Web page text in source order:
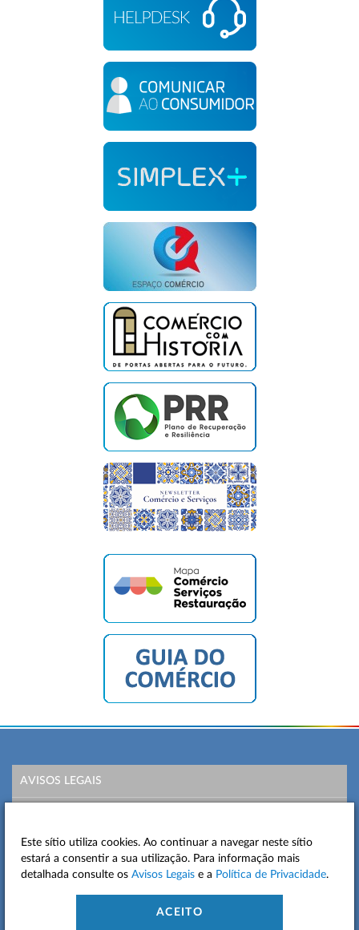
AVISOS LEGAIS
MAPA DO SITE
CONTACTOS
Este sítio utiliza cookies. Ao continuar a navegar neste sítio
estará a consentir a sua utilização. Para informação mais
detalhada consulte os Avisos Legais e a Política de Privacidade.
ACEITO